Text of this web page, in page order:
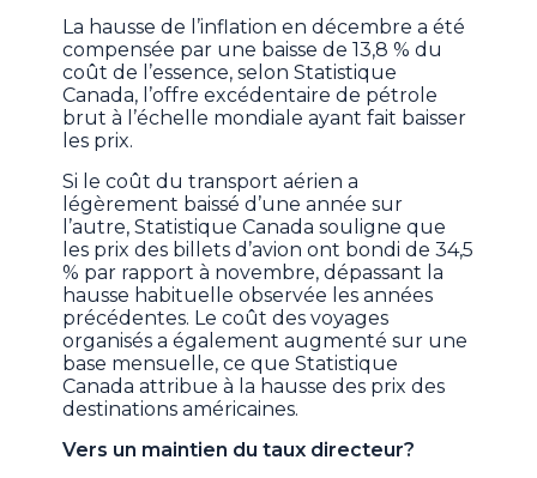
La hausse de l’inflation en décembre a été
compensée par une baisse de 13,8 % du
coût de l’essence, selon Statistique
Canada, l’offre excédentaire de pétrole
brut à l’échelle mondiale ayant fait baisser
les prix.
Si le coût du transport aérien a
légèrement baissé d’une année sur
l’autre, Statistique Canada souligne que
les prix des billets d’avion ont bondi de 34,5
% par rapport à novembre, dépassant la
hausse habituelle observée les années
précédentes. Le coût des voyages
organisés a également augmenté sur une
base mensuelle, ce que Statistique
Canada attribue à la hausse des prix des
destinations américaines.
Vers un maintien du taux directeur?